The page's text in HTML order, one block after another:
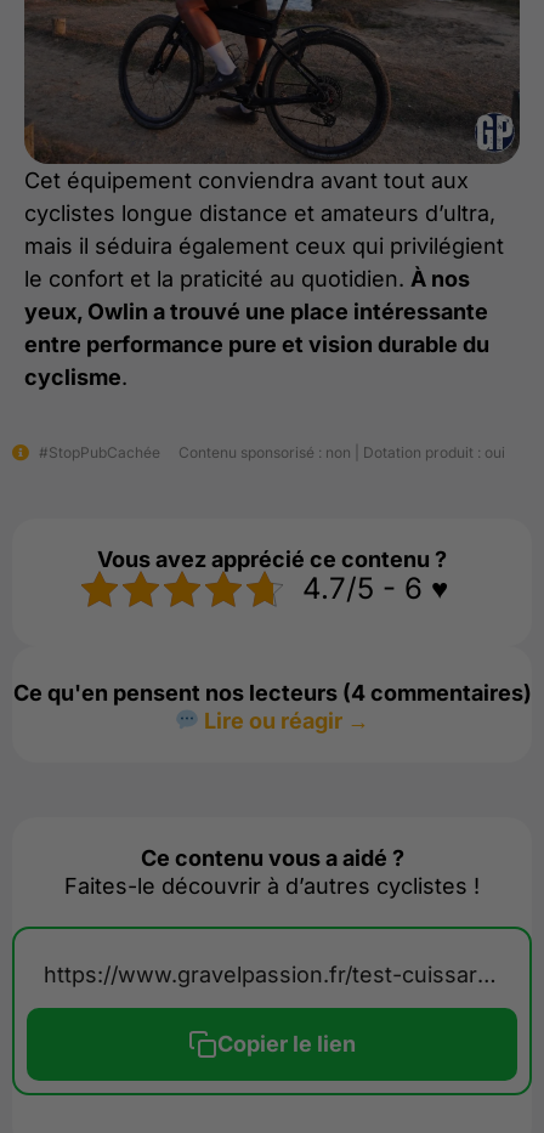
Cet équipement conviendra avant tout aux
cyclistes longue distance et amateurs d’ultra,
mais il séduira également ceux qui privilégient
le confort et la praticité au quotidien. À nos
yeux, Owlin a trouvé une place intéressante
entre performance pure et vision durable du
cyclisme.
#StopPubCachée Contenu sponsorisé : non | Dotation produit : oui
Vous avez apprécié ce contenu ?
4.7/5 - 6 ♥️
Ce qu'en pensent nos lecteurs (4 commentaires)
Lire ou réagir →
Ce contenu vous a aidé ?
Faites-le découvrir à d’autres cyclistes !
https://www.gravelpassion.fr/test-cuissard-maillot-owlin/
Copier le lien